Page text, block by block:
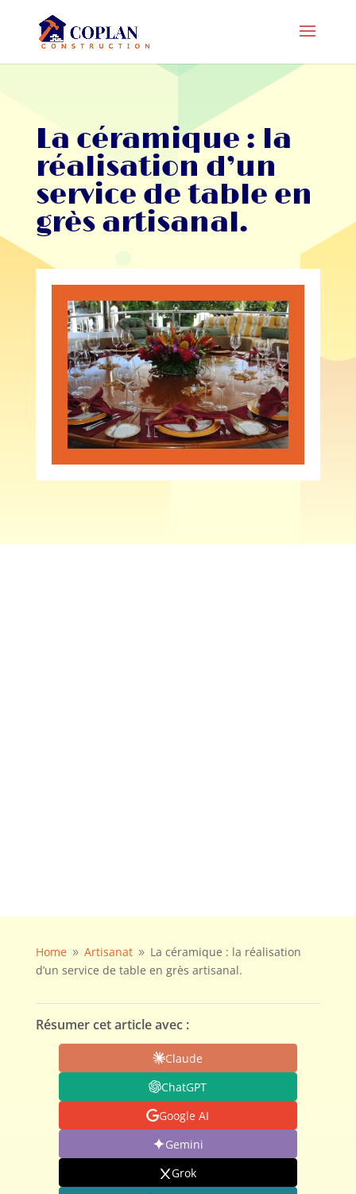
La céramique : la
réalisation d’un
service de table en
grès artisanal.
Home 9 Artisanat 9 La céramique : la réalisation
d’un service de table en grès artisanal.
Résumer cet article avec :
Claude
ChatGPT
Google AI
Gemini
Grok